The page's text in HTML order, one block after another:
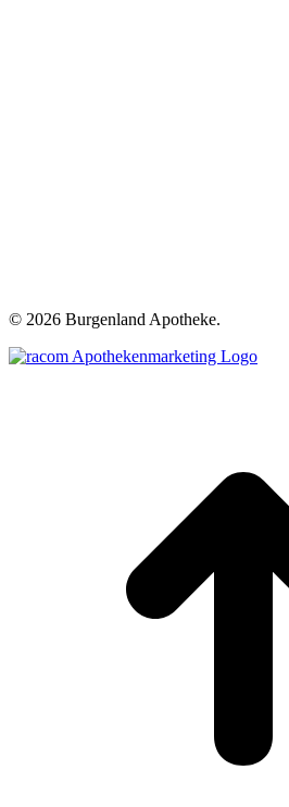
© 2026 Burgenland Apotheke.